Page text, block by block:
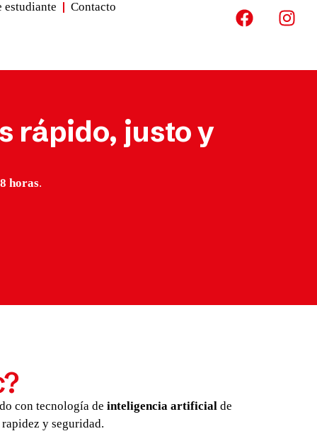
estudiante Contacto
rápido, justo y
horas.
con tecnología de inteligencia artificialde
y seguridad.